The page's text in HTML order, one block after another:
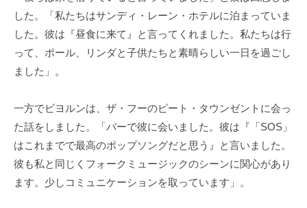
した。「私たちはサンディ・レーン・ホテルに泊まっていま
した。彼は『昼食に来て』と言ってくれました。私たちは行
って、ポール、リンダと子供たちと素晴らしい一日を過ごし
ました」。
一方でビヨルンは、ザ・フーのピート・タウンゼントに会っ
た話をしました。「バーで彼に会いました。彼は『「SOS」
はこれまでで最高のポップソングだと思う』と言いました。
彼も私と同じくフォークミュージックのシーンに関心があり
ます。少しコミュニケーションを取っています」。